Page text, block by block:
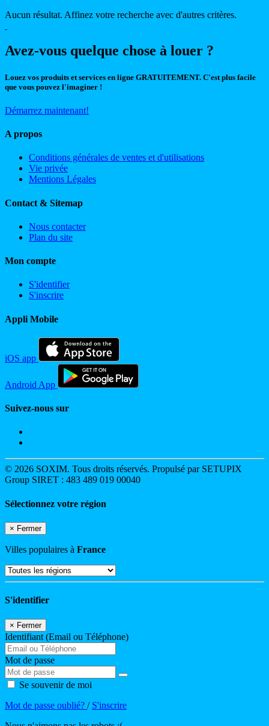
Aucun résultat. Affinez votre recherche avec d'autres critères.
Avez-vous quelque chose à louer ?
Louez vos produits et services en ligne GRATUITEMENT. C'est plus facile
que vous pouvez l'imaginer !
Démarrez maintenant!
A propos
Conditions générales de ventes et d'utilisations
Vie privée
Mentions Légales
Contact & Sitemap
Nous contacter
Plan du site
Mon compte
S'identifier
S'inscrire
Appli Mobile
iOS app
Android App
Suivez-nous sur
© 2026 SOXIM. Tous droits réservés. Propulsé par SETUPIX
Group SIRET : 483 489 019 00040
Sélectionnez votre région
× Fermer
Villes populaires à France
S'identifier
× Fermer
Identifiant (Email ou Téléphone)
Mot de passe
Se souvenir de moi
Mot de passe oublié? / S'inscrire